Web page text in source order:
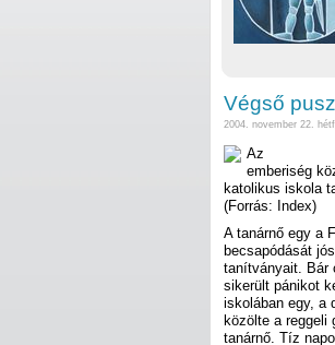
Végső
2004. november 22.
Az
emberiség
katolikus iskola
(Forrás: Index)
A tanárnő egy a
becsapódását
tanítványait. Bár
sikerült pánikot
iskolában egy, a
közölte a reggeli
tanárnő. Tíz